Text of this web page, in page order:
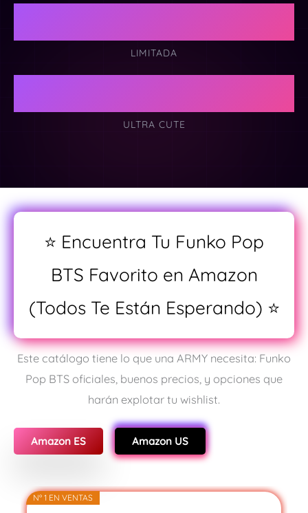
LIMITADA
ULTRA CUTE
⭐ Encuentra Tu Funko Pop
BTS Favorito en Amazon
(Todos Te Están Esperando) ⭐
Este catálogo tiene lo que una ARMY necesita: Funko
Pop BTS oficiales, buenos precios, y opciones que
harán explotar tu wishlist.
Amazon ES Amazon US
Nº 1 EN VENTAS